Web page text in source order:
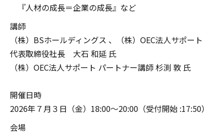
『人材の成長＝企業の成長』など
講師
（株）BSホールディングス 、（株）OEC法人サポート
代表取締役社長 大石 和延 氏
（株）OEC法人サポート パートナー講師 杉渕 敦 氏
開催日時
2026年７月３日（金）18:00～20:00（受付開始 :17:50）
会場